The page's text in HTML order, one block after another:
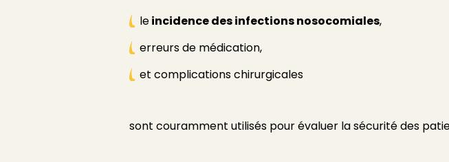
leincidence des infections nosocomiales,
erreurs de médication,
et complications chirurgicales
sont couramment utilisés pour évaluer la sécurité des